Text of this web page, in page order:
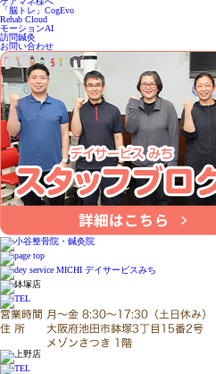
「脳トレ」CogEvo
Rehab Cloud
モーションAI
訪問鍼灸
お問い合わせ